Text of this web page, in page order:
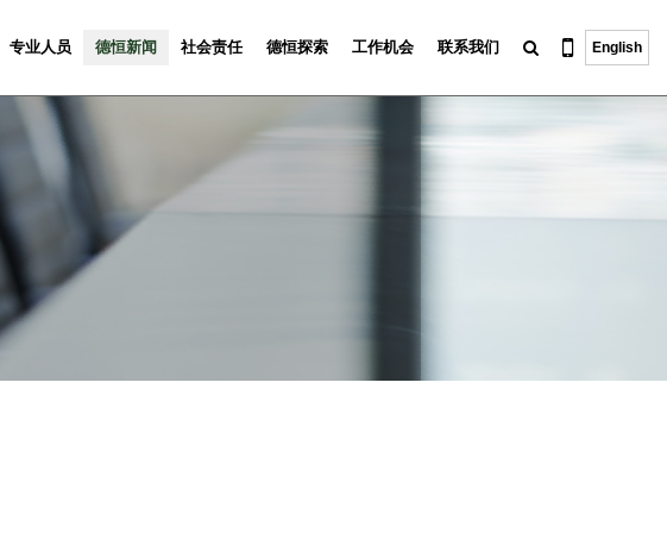
专业人员 德恒新闻 社会责任 德恒探索 工作机会 联系我们 English